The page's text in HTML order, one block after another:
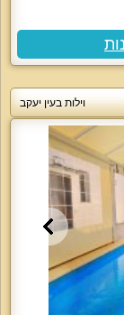
וילות בעין יעקב